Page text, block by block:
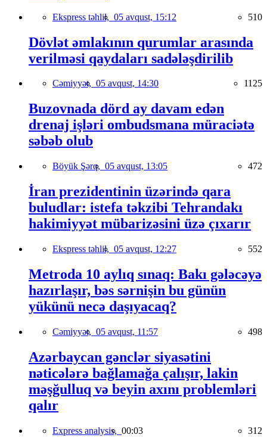
Ekspress təhlil, 05 avqust, 15:12 510
Dövlət əmlakının qurumlar arasında
verilməsi qaydaları sadələşdirilib
Cəmiyyət, 05 avqust, 14:30 1125
Buzovnada dörd ay davam edən
drenaj işləri ombudsmana müraciətə
səbəb olub
Böyük Şərq, 05 avqust, 13:05 472
İran prezidentinin üzərində qara
buludlar: istefa təkzibi Tehrandakı
hakimiyyət mübarizəsini üzə çıxarır
Ekspress təhlil, 05 avqust, 12:27 552
Metroda 10 aylıq sınaq: Bakı gələcəyə
hazırlaşır, bəs sərnişin bu günün
yükünü necə daşıyacaq?
Cəmiyyət, 05 avqust, 11:57 498
Azərbaycan gənclər siyasətini
nəticələrə bağlamağa çalışır, lakin
məşğulluq və beyin axını problemləri
qalır
Express analysis, 00:03 312